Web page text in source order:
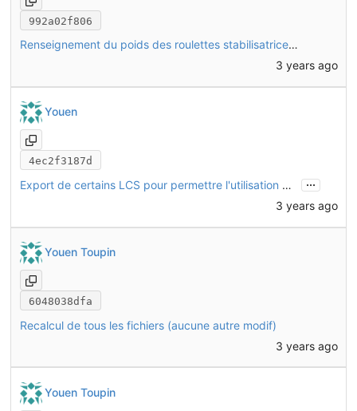
992a02f806
Renseignement du poids des roulettes stabilisatrices (donnée fabricant)
3 years ago
Youen
4ec2f3187d
Export de certains LCS pour permettre l'utilisation du vheliotech en tant que sous-assemblage
...
3 years ago
Youen Toupin
6048038dfa
Recalcul de tous les fichiers (aucune autre modif)
3 years ago
Youen Toupin